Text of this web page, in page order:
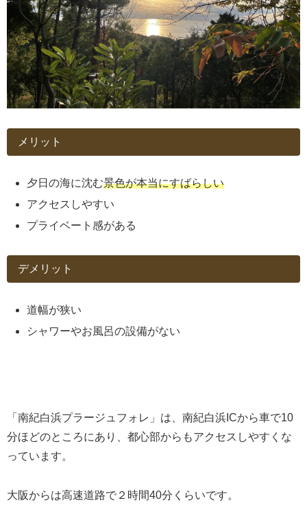
メリット
夕日の海に沈む景色が本当にすばらしい
アクセスしやすい
プライベート感がある
デメリット
道幅が狭い
シャワーやお風呂の設備がない
「南紀白浜プラージュフォレ」は、南紀白浜ICから車で10
分ほどのところにあり、都心部からもアクセスしやすくな
っています。
大阪からは高速道路で２時間40分くらいです。